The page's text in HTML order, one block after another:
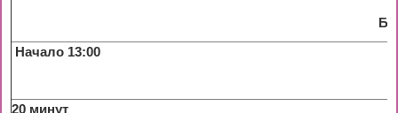
Начало 13:00
20 минут